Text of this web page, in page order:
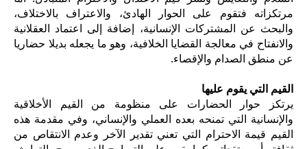
مرتكزاته فتقوم على الحوار الهادئ، والاعتراف بالاختلاف،
والبحث عن المشتركات الإنسانية، إضافة إلى اعتماد العقلانية
والانفتاح في معالجة القضايا الخلافية، وهو ما يجعله بديلا حضاريا
عن منطق الصدام والإقصاء.
القيم التي يقوم عليها
يرتكز حوار الحضارات على منظومة من القيم الأخلاقية
والإنسانية التي تمنحه بعده العملي والإنساني، وفي مقدمة هذه
القيم قيمة الاحترام التي تعني تقدير الآخر وعدم الانتقاص من